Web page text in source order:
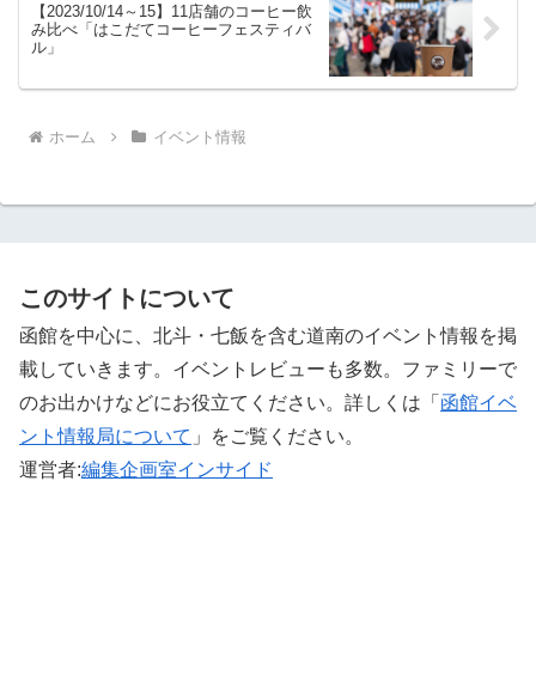
【2023/10/14～15】11店舗のコーヒー飲
み比べ「はこだてコーヒーフェスティバ
ル」
ホーム イベント情報
このサイトについて
函館を中心に、北斗・七飯を含む道南のイベント情報を掲
載していきます。イベントレビューも多数。ファミリーで
のお出かけなどにお役立てください。詳しくは「 函館イベ
ント情報局について 」をご覧ください。 ‎
運営者:編集企画室インサイド